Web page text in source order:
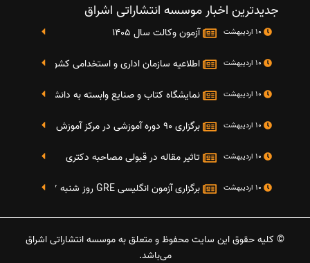
جدیدترین اخبار موسسه انتشاراتی اشراق
آزمون وکالت سال 1405
اطلاعیه سازمان اداری و استخدامی کشور در خصوص
نمایشگاه کتاب و صنایع وابسته به دانشگاه صنعتی شریف 4 الی 8 مهر
برگزاری 90 دوره آموزشی در مرکز آموزش فرهنگی دانشگاه علامه
تاثیر مقاله در قبولی مصاحبه دکتری
برگزاری آزمون انگلیسی GRE روز شنبه 27 شهریور(مقارن با 17 سپتامبر 2016)
© کلیه حقوق این سایت محفوظ و متعلق به موسسه انتشاراتی اشراق
می‌باشد.